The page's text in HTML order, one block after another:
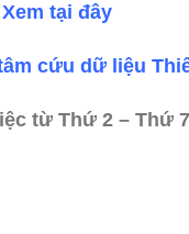
Xem tại đây
cứu dữ liệu
từ Thứ 2 – Thứ